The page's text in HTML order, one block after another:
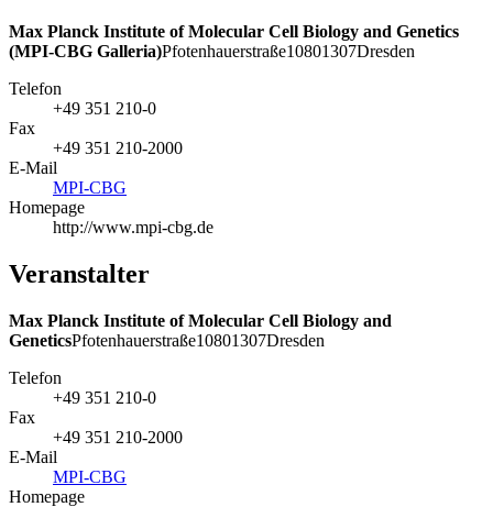
Max Planck Institute of Molecular Cell Biology and Genetics
(MPI-CBG Galleria)Pfotenhauerstraße10801307Dresden
Telefon
+49 351 210-0
Fax
+49 351 210-2000
E-Mail
MPI-CBG
Homepage
http://www.mpi-cbg.de
Veranstalter
Max Planck Institute of Molecular Cell Biology and
GeneticsPfotenhauerstraße10801307Dresden
Telefon
+49 351 210-0
Fax
+49 351 210-2000
E-Mail
MPI-CBG
Homepage